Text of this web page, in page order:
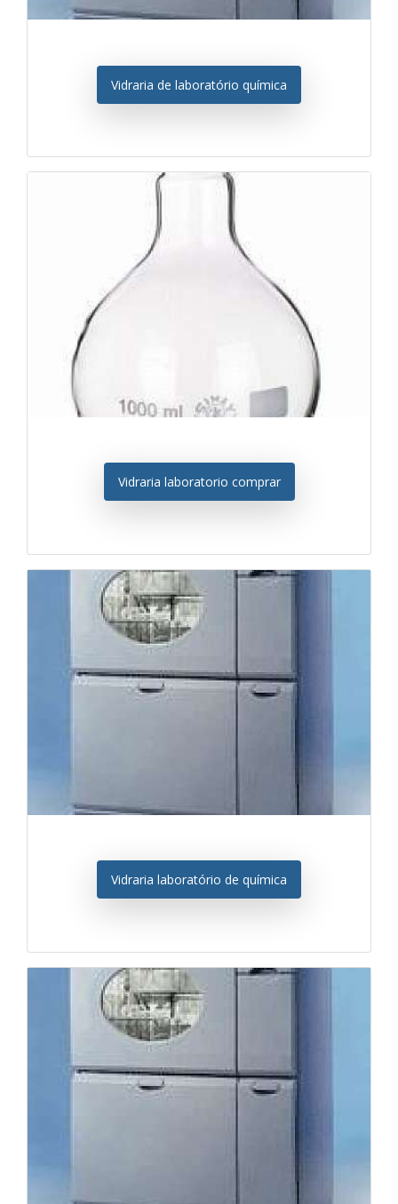
Vidraria de laboratório química
Vidraria laboratorio comprar
Vidraria laboratório de química